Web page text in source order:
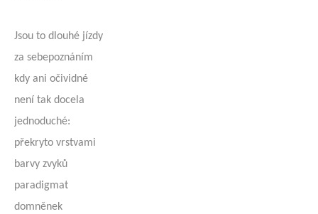
Jsou to dlouhé jízdy
za sebepoznáním
kdy ani očividné
není tak docela
jednoduché:
překryto vrstvami
barvy zvyků
paradigmat
domněnek